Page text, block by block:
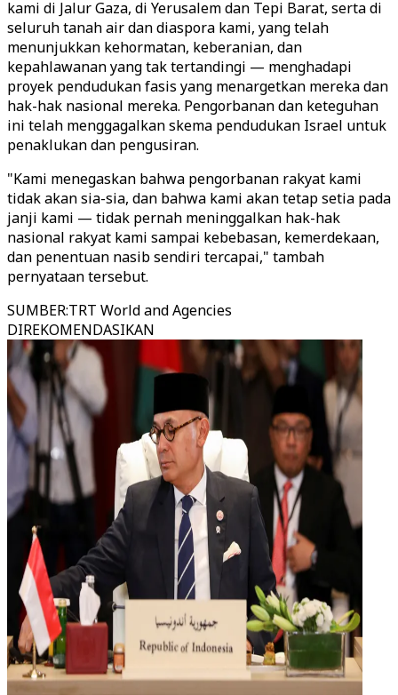
kami di Jalur Gaza, di Yerusalem dan Tepi Barat, serta di
seluruh tanah air dan diaspora kami, yang telah
menunjukkan kehormatan, keberanian, dan
kepahlawanan yang tak tertandingi — menghadapi
proyek pendudukan fasis yang menargetkan mereka dan
hak-hak nasional mereka. Pengorbanan dan keteguhan
ini telah menggagalkan skema pendudukan Israel untuk
penaklukan dan pengusiran.
"Kami menegaskan bahwa pengorbanan rakyat kami
tidak akan sia-sia, dan bahwa kami akan tetap setia pada
janji kami — tidak pernah meninggalkan hak-hak
nasional rakyat kami sampai kebebasan, kemerdekaan,
dan penentuan nasib sendiri tercapai," tambah
pernyataan tersebut.
SUMBER:TRT World and Agencies
DIREKOMENDASIKAN